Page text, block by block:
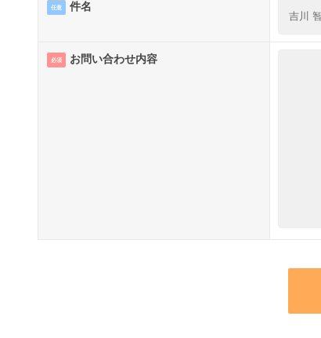
任意 件名
必須 お問い合わせ内容